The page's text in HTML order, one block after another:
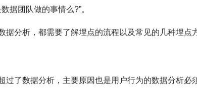
据团队做的事情么?”。
据分析，都需要了解埋点的流程以及常见的几种埋点
过了数据分析，主要原因也是用户行为的数据分析必